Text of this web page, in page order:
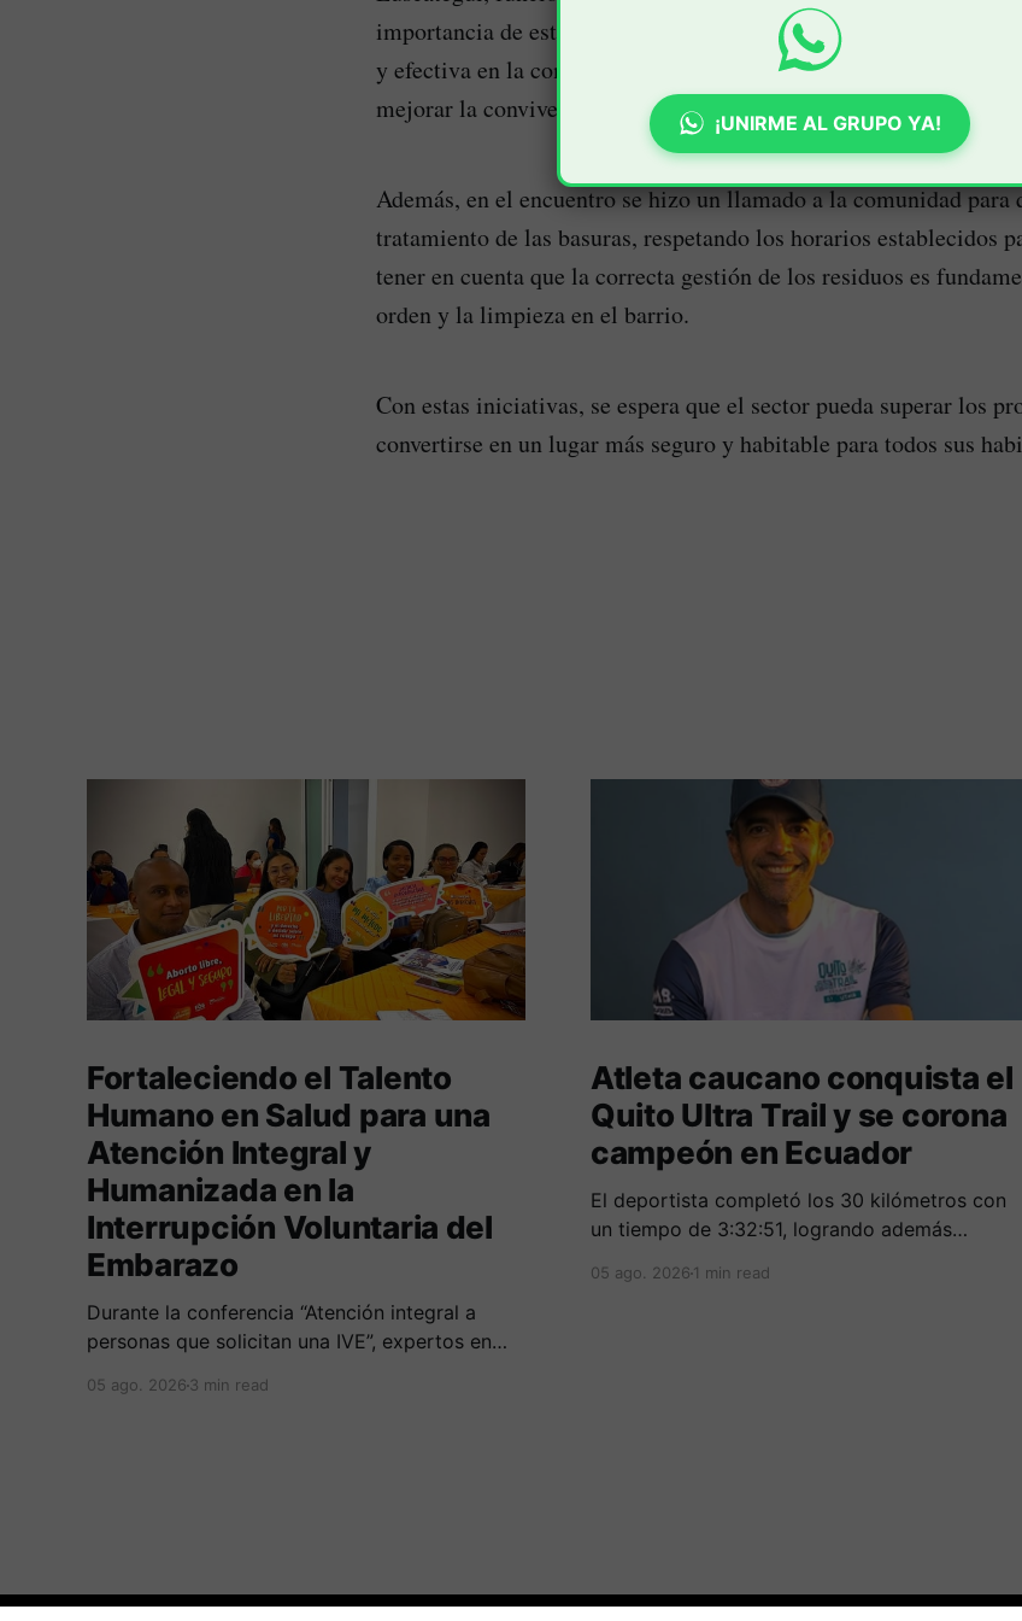
importancia de este programa y su objetivo de integrar a estas
y efectiva en la comunidad. Euscátegui destacó que estas
mejorar la convivencia y la seguridad en el barrio Bolívar.
Además, en el encuentro se hizo un llamado a la comunidad para
tratamiento de las basuras, respetando los horarios establecidos
tener en cuenta que la correcta gestión de los residuos es
orden y la limpieza en el barrio.
Con estas iniciativas, se espera que el sector pueda superar los
convertirse en un lugar más seguro y habitable para todos sus
Fortaleciendo el Talento
Humano en Salud para una
Atención Integral y
Humanizada en la
Interrupción Voluntaria del
Embarazo
Durante la conferencia “Atención integral a
personas que solicitan una IVE”, expertos en
compartieron sus conocimientos sobre cómo
05 ago. 2026 3 min read
Atleta caucano conquista el
Quito Ultra Trail y se corona
campeón en Ecuador
El deportista completó los 30 kilómetros con
un tiempo de 3:32:51, logrando además
clasificación general.
05 ago. 20261 min read
¡UNIRME AL GRUPO YA!